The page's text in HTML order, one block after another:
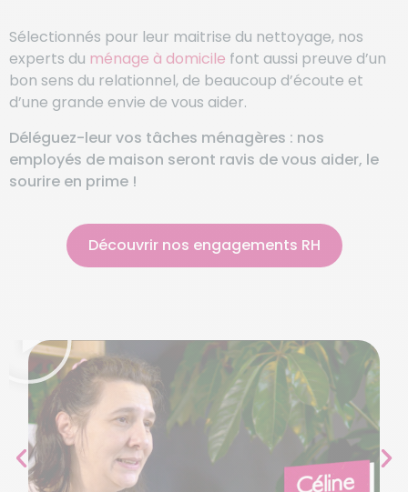
Sélectionnés pour leur maitrise du nettoyage, nos
experts du ménage à domicile font aussi preuve d’un
bon sens du relationnel, de beaucoup d’écoute et
d’une grande envie de vous aider.
Déléguez-leur vos tâches ménagères : nos
employés de maison seront ravis de vous aider, le
sourire en prime !
Découvrir nos engagements RH